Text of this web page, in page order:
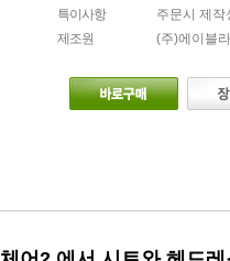
특이사항
주문시 제
제조원
(주)에이블